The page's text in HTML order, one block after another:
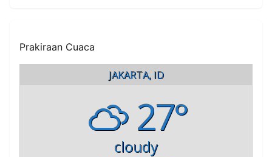
Prakiraan Cuaca
JAKARTA, ID
27°
cloudy